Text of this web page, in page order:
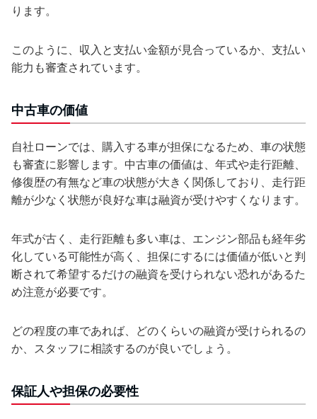
ります。
このように、収入と支払い金額が見合っているか、支払い
能力も審査されています。
中古車の価値
自社ローンでは、購入する車が担保になるため、車の状態
も審査に影響します。中古車の価値は、年式や走行距離、
修復歴の有無など車の状態が大きく関係しており、走行距
離が少なく状態が良好な車は融資が受けやすくなります。
年式が古く、走行距離も多い車は、エンジン部品も経年劣
化している可能性が高く、担保にするには価値が低いと判
断されて希望するだけの融資を受けられない恐れがあるた
め注意が必要です。
どの程度の車であれば、どのくらいの融資が受けられるの
か、スタッフに相談するのが良いでしょう。
保証人や担保の必要性